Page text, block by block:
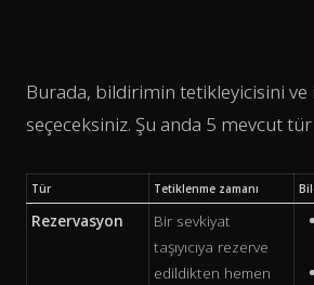
Burada, bildirimin tetikleyicisini ve
seçeceksiniz. Şu anda 5 mevcut
Tür Tetiklenme zamanı
Rezervasyon
Bir sevkiyat
taşıyıcıya rezerve
edildikten hemen